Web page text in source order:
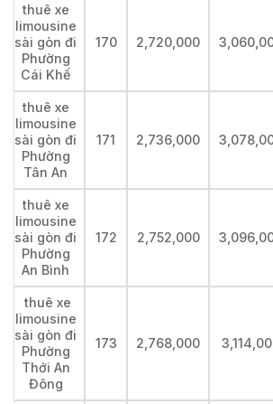
thuê xe
limousine
sài gòn đi
Phường
Cái Khế
170 2,720,000
thuê xe
limousine
sài gòn đi
Phường
Tân An
171 2,736,000
thuê xe
limousine
sài gòn đi
Phường
An Bình
172 2,752,000
thuê xe
limousine
sài gòn đi
Phường
Thới An
Đông
173 2,768,000